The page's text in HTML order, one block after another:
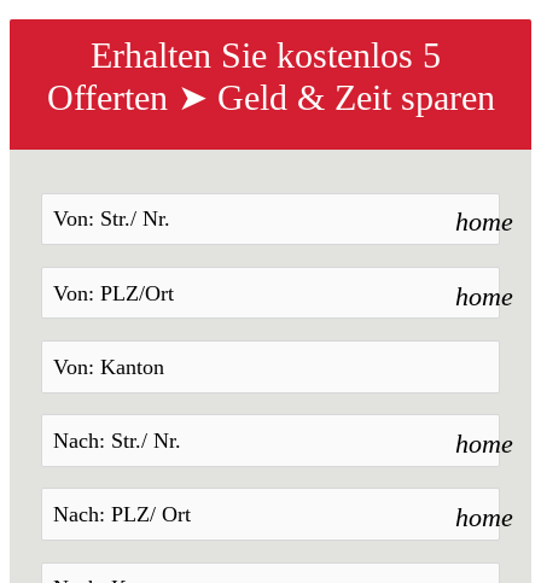
Erhalten Sie kostenlos 5
Offerten ➤ Geld & Zeit sparen
home
home
home
home